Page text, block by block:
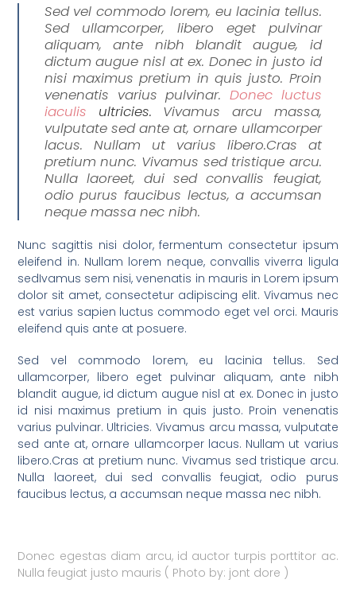
Sed vel commodo lorem, eu lacinia tellus.
Sed ullamcorper, libero eget pulvinar
aliquam, ante nibh blandit augue, id
dictum augue nisl at ex. Donec in justo id
nisi maximus pretium in quis justo. Proin
venenatis varius pulvinar. Donec luctus
iaculis ultricies. Vivamus arcu massa,
vulputate sed ante at, ornare ullamcorper
lacus. Nullam ut varius libero.Cras at
pretium nunc. Vivamus sed tristique arcu.
Nulla laoreet, dui sed convallis feugiat,
odio purus faucibus lectus, a accumsan
neque massa nec nibh.
Nunc sagittis nisi dolor, fermentum consectetur ipsum
eleifend in. Nullam lorem neque, convallis viverra ligula
sedIvamus sem nisi, venenatis in mauris in Lorem ipsum
dolor sit amet, consectetur adipiscing elit. Vivamus nec
est varius sapien luctus commodo eget vel orci. Mauris
eleifend quis ante at posuere.
Sed vel commodo lorem, eu lacinia tellus. Sed
ullamcorper, libero eget pulvinar aliquam, ante nibh
blandit augue, id dictum augue nisl at ex. Donec in justo
id nisi maximus pretium in quis justo. Proin venenatis
varius pulvinar. Ultricies. Vivamus arcu massa, vulputate
sed ante at, ornare ullamcorper lacus. Nullam ut varius
libero.Cras at pretium nunc. Vivamus sed tristique arcu.
Nulla laoreet, dui sed convallis feugiat, odio purus
faucibus lectus, a accumsan neque massa nec nibh.
Donec egestas diam arcu, id auctor turpis porttitor ac.
Nulla feugiat justo mauris ( Photo by: jont dore )